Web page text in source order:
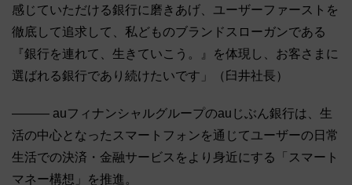
感じていただける銀行に磨きあげ、ユーザーファーストを
徹底して追求して、私どものブランドスローガンである
『銀行を連れて、生きていこう。』を体現し、お客さまに
選ばれる銀行であり続けたいです」（臼井社長）
――― auフィナンシャルグループのauじぶん銀行は、生
活の中心となったスマートフォンを通じてユーザーの日常
生活での決済・金融サービスをより身近にする「スマート
マネー構想」を推進。